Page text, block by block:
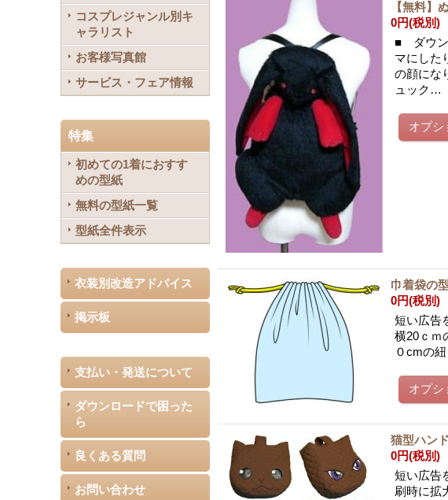
コスプレジャンル別キ
ャラリスト
お客様写真館
サービス・フェア情報
特集
初めての1着におすす
めの型紙
無料の型紙一覧
型紙全件表示
衣装別改造アドバイス
掲示板
支払い・発送について
ダウンロードで困った
ら
良くある質問
お問い合わせ
【無料】
0円(税別)
■ ダウン
マにした
の顔にな
ュック…
巾着袋の
0円(税別)
短い広告
横20ｃｍ
０cmの
猫型ハン
0円(税別)
短い広告
刷時に拡